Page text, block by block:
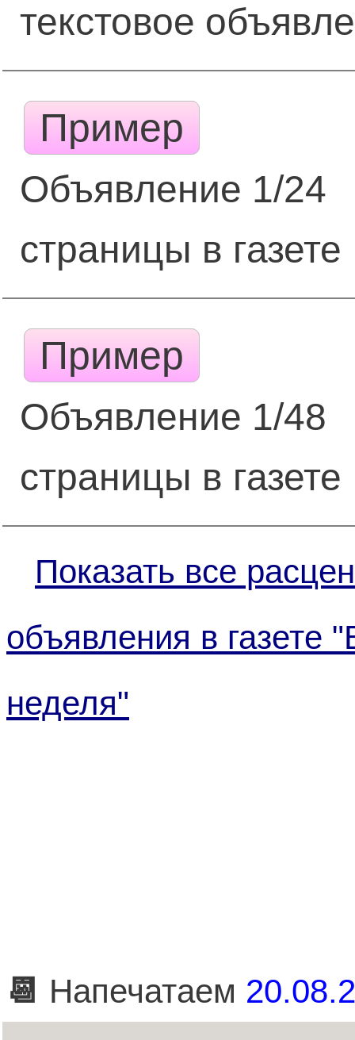
текстовое
Пример
Объявление 1/24
страницы в газете
Пример
Объявление 1/48
страницы в газете
Показать все
объявления в газете
неделя"
📆 Напечатаем